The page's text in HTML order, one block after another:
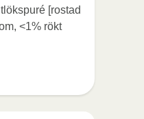
[rostad
<1% rökt